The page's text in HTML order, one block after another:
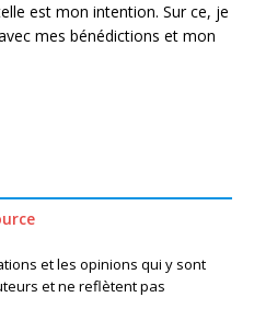
est mon intention. Sur ce, je
mes bénédictions et mon
et les opinions qui y sont
et ne reflètent pas